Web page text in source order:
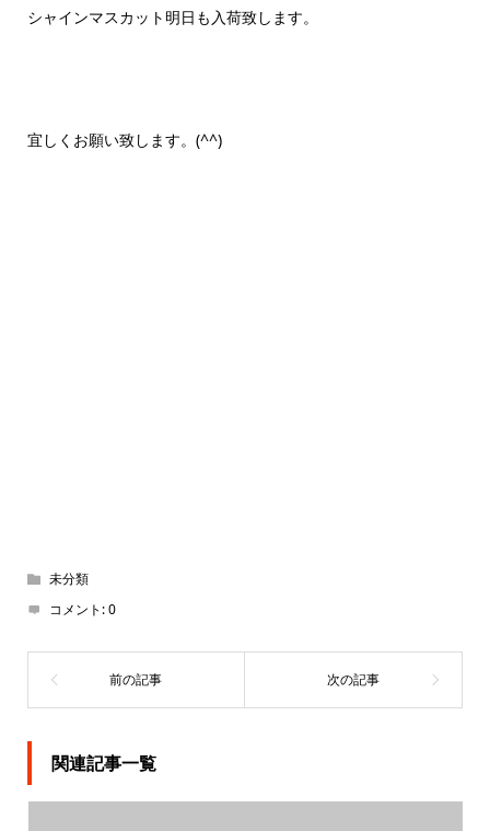
シャインマスカット明日も入荷致します。
宜しくお願い致します。(^^)
未分類
コメント:0
関連記事一覧